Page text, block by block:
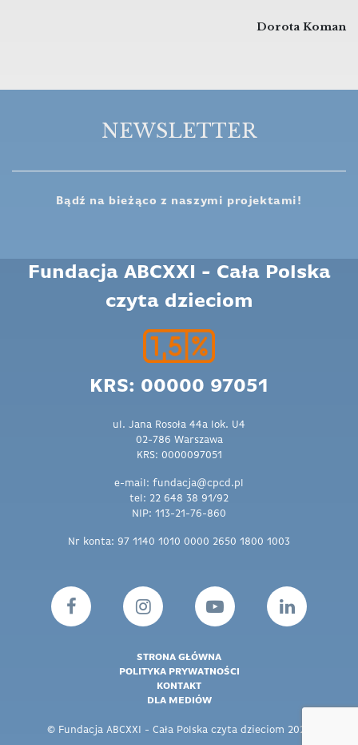
Dorota Koman
NEWSLETTER
Bądź na bieżąco z naszymi projektami!
Fundacja ABCXXI - Cała Polska
czyta dzieciom
KRS: 00000 97051
ul. Jana Rosoła 44a lok. U4
02-786 Warszawa
KRS: 0000097051
e-mail: fundacja@cpcd.pl
tel: 22 648 38 91/92
NIP: 113-21-76-860
Nr konta: 97 1140 1010 0000 2650 1800 1003
© Fundacja ABCXXI - Cała Polska czyta dzieciom 2026
STRONA GŁÓWNA
POLITYKA PRYWATNOŚCI
KONTAKT
DLA MEDIÓW